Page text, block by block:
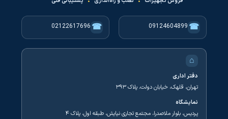
☎
09124604899
☎
02122617696
⌂
دفتر اداری
تهران، قلهک، خیابان دولت، پلاک ۳۹۳
نمایشگاه
پردیس، بلوار ملاصدرا، مجتمع تجاری نیایش، طبقه اول، پلاک ۴